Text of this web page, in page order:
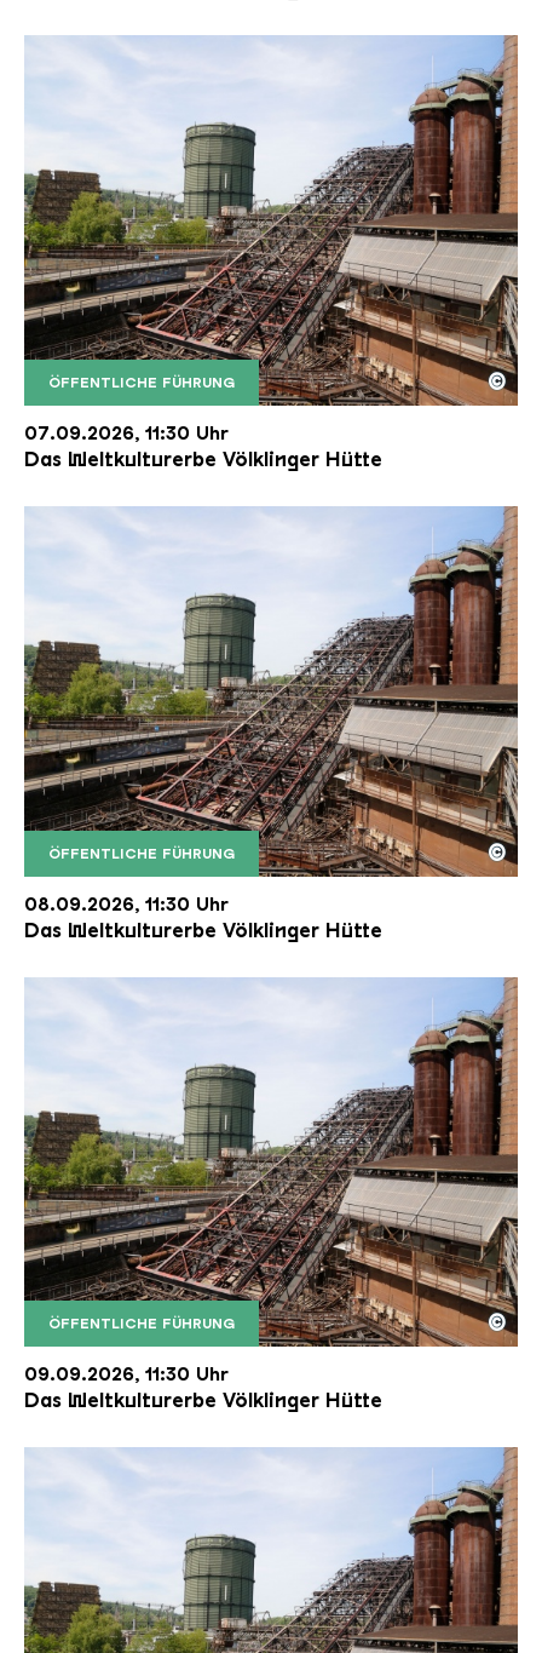
ÖFFENTLICHE FÜHRUNG
Der Erzschrägaufzug der Völklinger Hütte mit
Copyright: Weltkulturerbe Völklinger Hütte | Karl
©
07.09.2026, 11:30 Uhr
Das Weltkulturerbe Völklinger Hütte
ÖFFENTLICHE FÜHRUNG
Der Erzschrägaufzug der Völklinger Hütte mit
Copyright: Weltkulturerbe Völklinger Hütte | Karl
©
08.09.2026, 11:30 Uhr
Das Weltkulturerbe Völklinger Hütte
ÖFFENTLICHE FÜHRUNG
Der Erzschrägaufzug der Völklinger Hütte mit
Copyright: Weltkulturerbe Völklinger Hütte | Karl
©
09.09.2026, 11:30 Uhr
Das Weltkulturerbe Völklinger Hütte